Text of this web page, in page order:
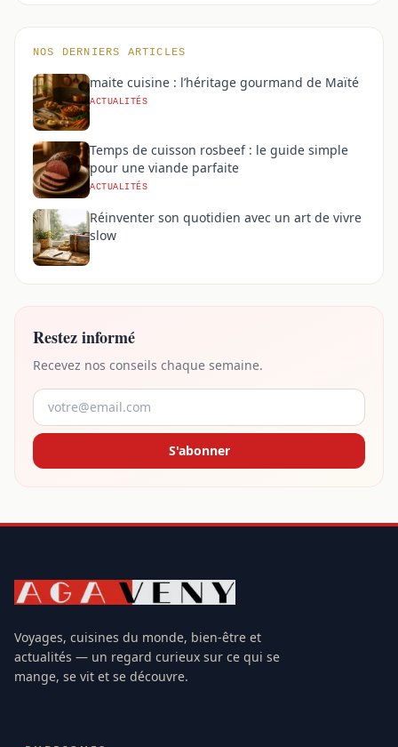
NOS DERNIERS ARTICLES
maite cuisine : l’héritage gourmand de Maïté
ACTUALITÉS
Temps de cuisson rosbeef : le guide simple
pour une viande parfaite
ACTUALITÉS
Réinventer son quotidien avec un art de vivre
slow
Restez informé
Recevez nos conseils chaque semaine.
S'abonner
Voyages, cuisines du monde, bien-être et
actualités — un regard curieux sur ce qui se
mange, se vit et se découvre.